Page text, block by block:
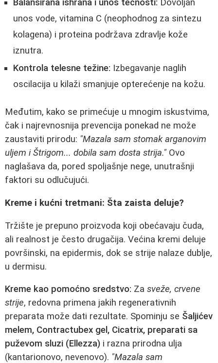
Balansirana ishrana i unos tečnosti: Dovoljan
unos vode, vitamina C (neophodnog za sintezu
kolagena) i proteina podržava zdravlje kože
iznutra.
Kontrola telesne težine: Izbegavanje naglih
oscilacija u kilaži smanjuje opterećenje na kožu.
Međutim, kako se primećuje u mnogim iskustvima,
čak i najrevnosnija prevencija ponekad ne može
zaustaviti prirodu: "Mazala sam stomak arganovim
uljem i Štrigom... dobila sam dosta strija." Ovo
naglašava da, pored spoljašnje nege, unutrašnji
faktori su odlučujući.
Kreme i kućni tretmani: Šta zaista deluje?
Tržište je prepuno proizvoda koji obećavaju čuda,
ali realnost je često drugačija. Većina kremi deluje
površinski, na epidermis, dok se strije nalaze dublje,
u dermisu.
Kreme kao pomoćno sredstvo: Za sveže, crvene
strije, redovna primena jakih regenerativnih
preparata može dati rezultate. Spominju se Šaljićev
melem, Contractubex gel, Cicatrix, preparati sa
puževom sluzi (Ellezza) i razna prirodna ulja
(kantarionovo, nevenovo). "Mazala sam